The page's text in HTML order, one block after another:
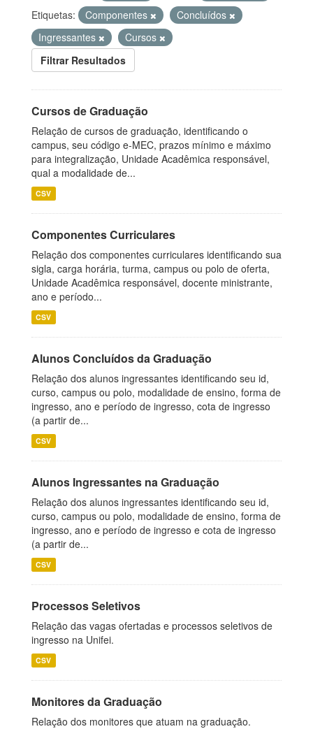
Etiquetas:
Componentes
Concluídos
Ingressantes
Cursos
Filtrar Resultados
Cursos de Graduação
Relação de cursos de graduação, identificando o
campus, seu código e-MEC, prazos mínimo e máximo
para integralização, Unidade Acadêmica responsável,
qual a modalidade de...
CSV
Componentes Curriculares
Relação dos componentes curriculares identificando sua
sigla, carga horária, turma, campus ou polo de oferta,
Unidade Acadêmica responsável, docente ministrante,
ano e período...
CSV
Alunos Concluídos da Graduação
Relação dos alunos ingressantes identificando seu id,
curso, campus ou polo, modalidade de ensino, forma de
ingresso, ano e período de ingresso, cota de ingresso
(a partir de...
CSV
Alunos Ingressantes na Graduação
Relação dos alunos ingressantes identificando seu id,
curso, campus ou polo, modalidade de ensino, forma de
ingresso, ano e período de ingresso e cota de ingresso
(a partir de...
CSV
Processos Seletivos
Relação das vagas ofertadas e processos seletivos de
ingresso na Unifei.
CSV
Monitores da Graduação
Relação dos monitores que atuam na graduação.